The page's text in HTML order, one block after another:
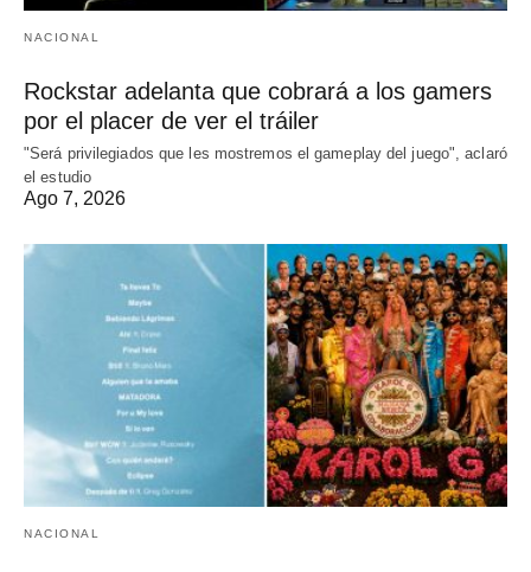
NACIONAL
Rockstar adelanta que cobrará a los gamers
por el placer de ver el tráiler
"Será privilegiados que les mostremos el gameplay del juego", aclaró
el estudio
Ago 7, 2026
NACIONAL